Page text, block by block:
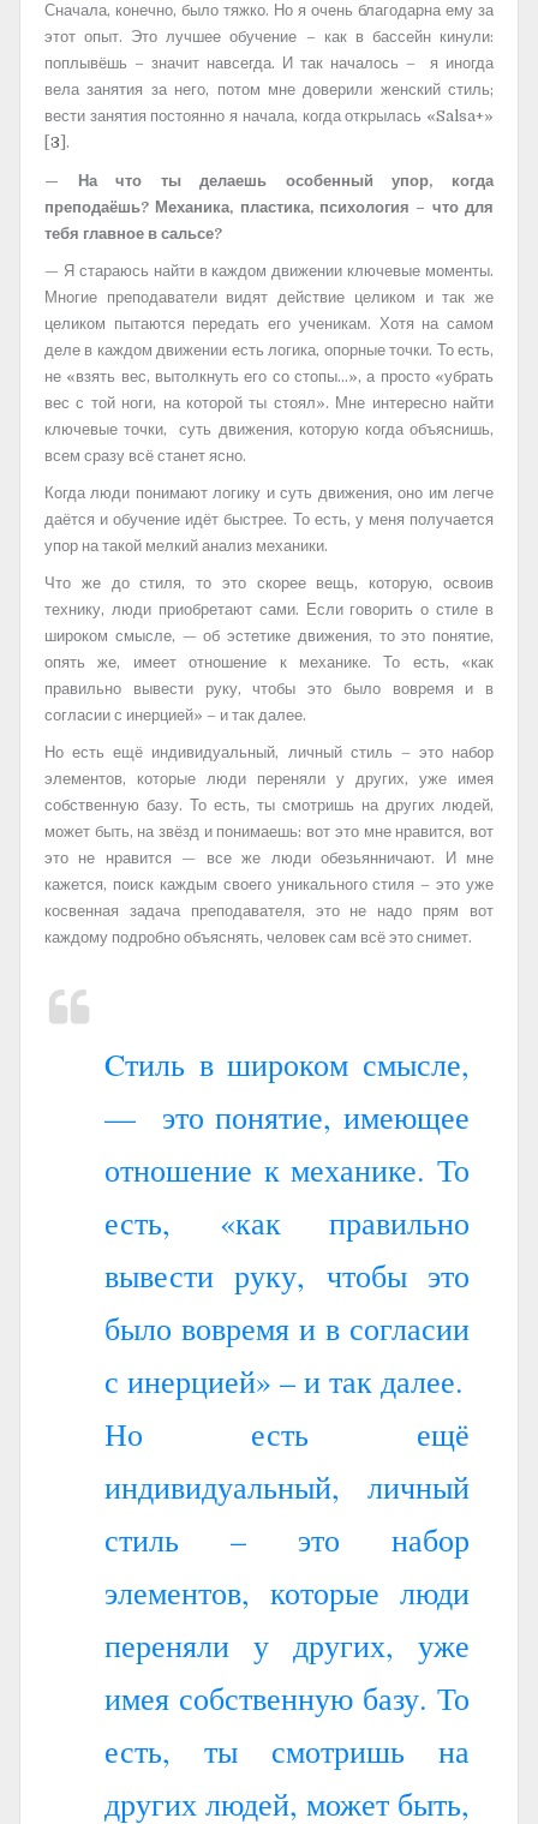
Сначала, конечно, было тяжко. Но я очень благодарна ему за
этот опыт. Это лучшее обучение – как в бассейн кинули:
поплывёшь – значит навсегда. И так началось – я иногда
вела занятия за него, потом мне доверили женский стиль;
вести занятия постоянно я начала, когда открылась «Salsa+»
3 ].
— На что ты делаешь особенный упор, когда
преподаёшь? Механика, пластика, психология – что для
тебя главное в сальсе?
— Я стараюсь найти в каждом движении ключевые моменты.
Многие преподаватели видят действие целиком и так же
целиком пытаются передать его ученикам. Хотя на самом
деле в каждом движении есть логика, опорные точки. То есть,
не «взять вес, вытолкнуть его со стопы…», а просто «убрать
вес с той ноги, на которой ты стоял». Мне интересно найти
ключевые точки, суть движения, которую когда объяснишь,
всем сразу всё станет ясно.
Когда люди понимают логику и суть движения, оно им легче
даётся и обучение идёт быстрее. То есть, у меня получается
упор на такой мелкий анализ механики.
Что же до стиля, то это скорее вещь, которую, освоив
технику, люди приобретают сами. Если говорить о стиле в
широком смысле, — об эстетике движения, то это понятие,
опять же, имеет отношение к механике. То есть, «как
правильно вывести руку, чтобы это было вовремя и в
согласии с инерцией» – и так далее.
Но есть ещё индивидуальный, личный стиль – это набор
элементов, которые люди переняли у других, уже имея
собственную базу. То есть, ты смотришь на других людей,
может быть, на звёзд и понимаешь: вот это мне нравится, вот
это не нравится — все же люди обезьянничают. И мне
кажется, поиск каждым своего уникального стиля – это уже
косвенная задача преподавателя, это не надо прям вот
каждому подробно объяснять, человек сам всё это снимет.
Cтиль в широком смысле,
— это понятие, имеющее
отношение к механике. То
есть, «как правильно
вывести руку, чтобы это
было вовремя и в согласии
с инерцией» – и так далее.
Но есть ещё
индивидуальный, личный
стиль – это набор
элементов, которые люди
переняли у других, уже
имея собственную базу. То
есть, ты смотришь на
других людей, может быть,